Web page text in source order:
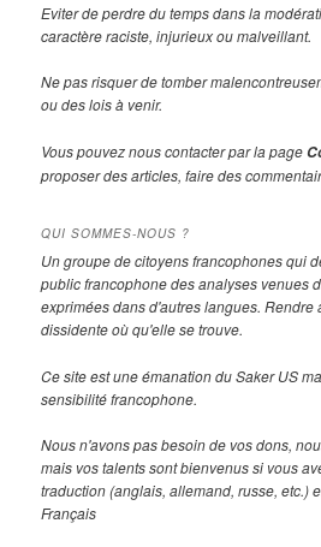
Eviter de perdre du temps dans la
caractère raciste, injurieux ou malveillant.
Ne pas risquer de tomber
ou des lois à venir.
Vous pouvez nous contacter par la page
proposer des articles, faire des
QUI SOMMES-NOUS ?
Un groupe de citoyens francophones qui
public francophone des analyses venues
exprimées dans d'autres langues. Rendre
dissidente où qu'elle se trouve.
Ce site est une émanation du Saker US
sensibilité francophone.
Nous n'avons pas besoin de vos dons,
mais vos talents sont bienvenus si vous
traduction (anglais, allemand, russe, etc.)
Français